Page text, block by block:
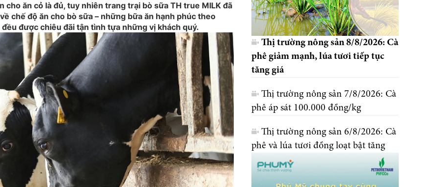
cho ăn cỏ là đủ, tuy nhiên trang trại bò sữa TH true MILK đã
chế độ ăn cho bò sữa – những bữa ăn hạnh phúc theo
được chiêu đãi tận tình tựa những vị khách quý.
Thị trường nông sản 8/8/2026: Cà
phê giảm mạnh, lúa tươi tiếp tục
tăng giá
Thị trường nông sản 7/8/2026: Cà
phê áp sát 100.000 đồng/kg
Thị trường nông sản 6/8/2026: Cà
phê và lúa tươi đồng loạt bật tăng